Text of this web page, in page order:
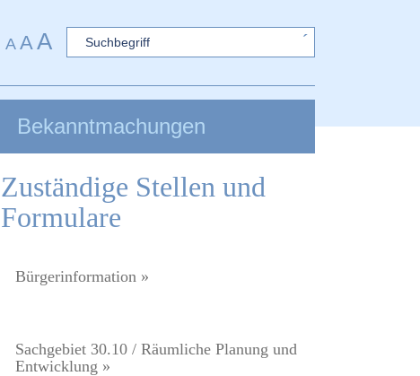
A AA Sword
Bekanntmachungen
Zuständige Stellen und
Formulare
Bürgerinformation »
Sachgebiet 30.10 / Räumliche Planung und
Entwicklung »